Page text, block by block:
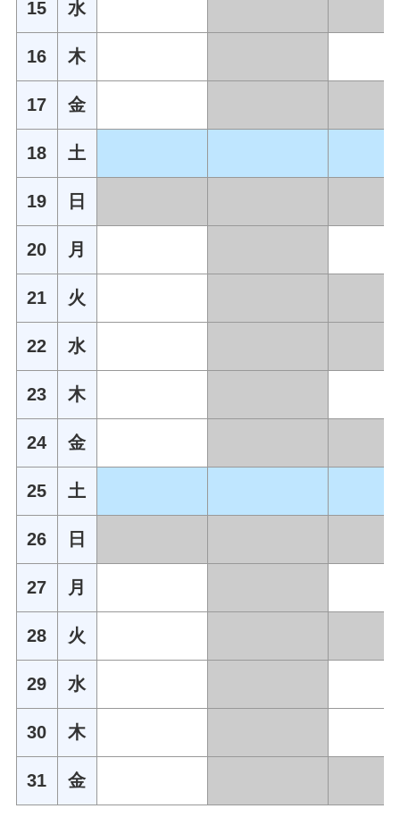
15 水
16 木
17 金
18 土
19 日
20 月
21 火
22 水
23 木
24 金
25 土
26 日
27 月
28 火
29 水
30 木
31 金